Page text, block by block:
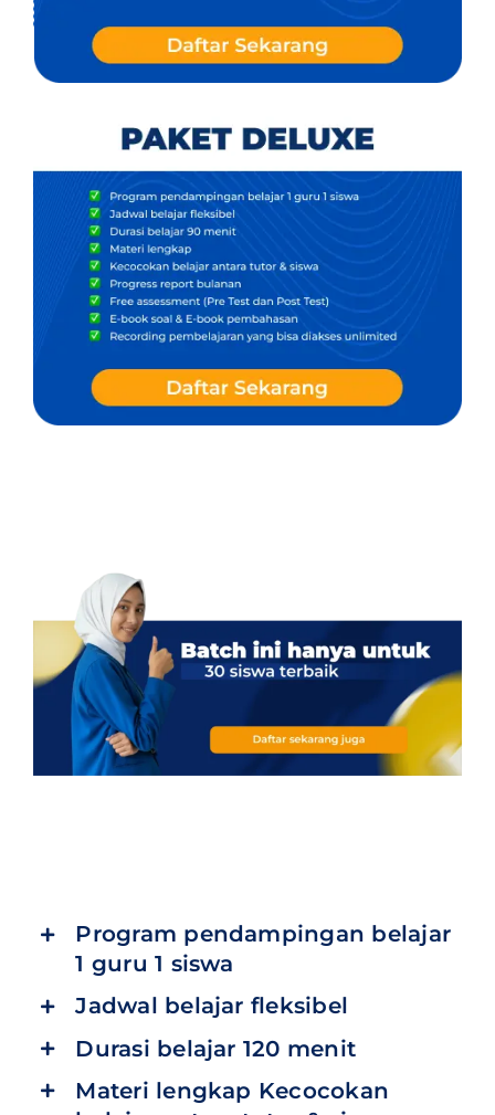
Program pendampingan belajar
1 guru 1 siswa
Jadwal belajar fleksibel
Durasi belajar 120 menit
Materi lengkap Kecocokan